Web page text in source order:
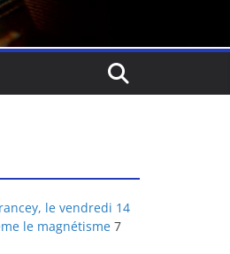
le vendredi 14
le magnétisme 7